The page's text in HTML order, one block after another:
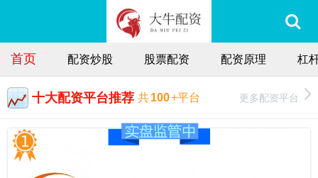
首页 配资炒股 股票配资 配资原理 杠
十大配资平台推荐 共100+平台 更多配资平台